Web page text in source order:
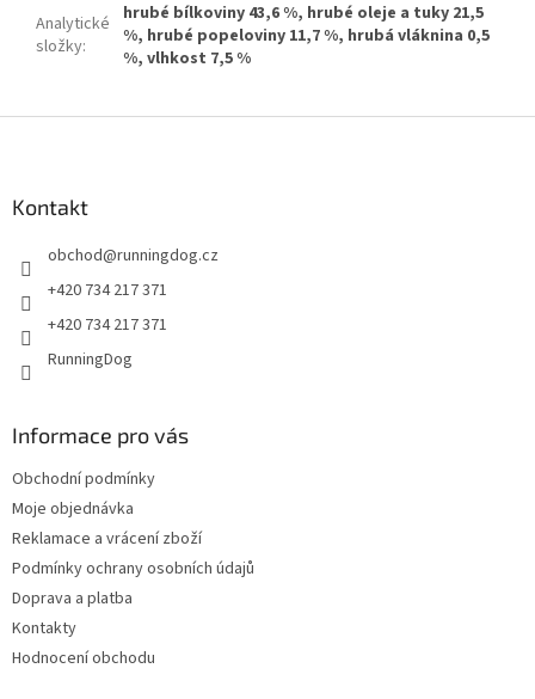
Analytické
složky:
hrubé bílkoviny 43,6 %, hrubé oleje a tuky 21,5
%, hrubé popeloviny 11,7 %, hrubá vláknina 0,5
%, vlhkost 7,5 %
Kontakt
obchod@runningdog.cz
+420 734 217 371
+420 734 217 371
RunningDog
Informace pro vás
Obchodní podmínky
Moje objednávka
Reklamace a vrácení zboží
Podmínky ochrany osobních údajů
Doprava a platba
Kontakty
Hodnocení obchodu